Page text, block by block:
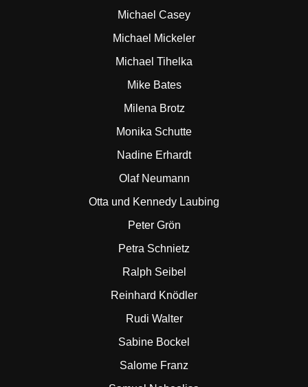
Michael Casey
Michael Mickeler
Michael Tihelka
Mike Bates
Milena Brotz
Monika Schutte
Nadine Erhardt
Olaf Neumann
Otta und Kennedy Laubing
Peter Grön
Petra Schnietz
Ralph Seibel
Reinhard Knödler
Rudi Walter
Sabine Bockel
Salome Franz